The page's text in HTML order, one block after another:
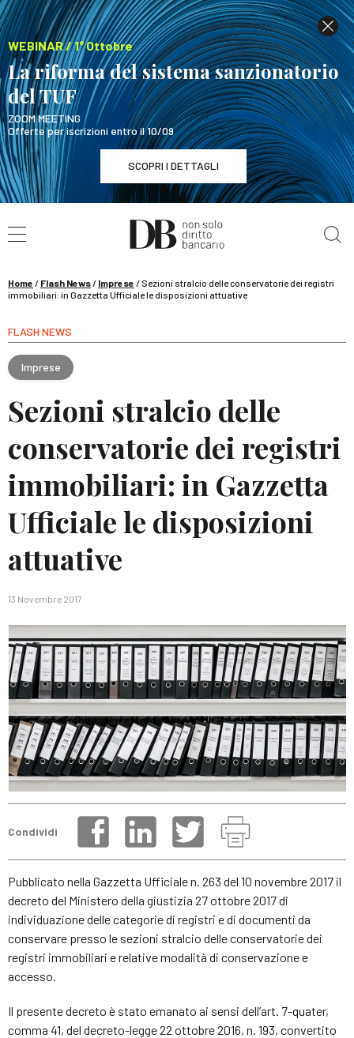
WEBINAR / 1° Ottobre
La riforma del sistema sanzionatorio
del TUF
ZOOM MEETING
Offerte per iscrizioni entro il 10/09
SCOPRI I DETTAGLI
WEBINAR / 1° Ottobre
La riforma del sistema sanzionatorio del TUF
Home / Flash News/ Imprese / Sezioni stralcio delle conservatorie dei registri
immobiliari: in Gazzetta Ufficiale le disposizioni attuative
FLASH NEWS
Imprese
Sezioni stralcio delle
conservatorie dei registri
immobiliari: in Gazzetta
Ufficiale le disposizioni
attuative
13 Novembre 2017
Condividi
Pubblicato nella Gazzetta Ufficiale n. 263 del 10 novembre 2017 il
decreto del Ministero della giustizia 27 ottobre 2017 di
individuazione delle categorie di registri e di documenti da
conservare presso le sezioni stralcio delle conservatorie dei
registri immobiliari e relative modalità di conservazione e
accesso.
Il presente decreto è stato emanato ai sensi dell’art. 7-quater,
comma 41, del decreto-legge 22 ottobre 2016, n. 193, convertito